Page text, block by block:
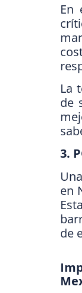
En
La
de
3.
en
de